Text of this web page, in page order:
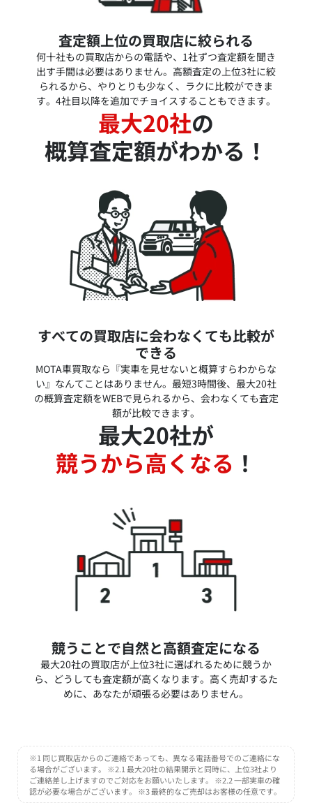
査定額上位の買取店に絞られる
何十社もの買取店からの電話や、1社ずつ査定額を聞き
出す手間は必要はありません。高額査定の上位3社に絞
られるから、やりとりも少なく、ラクに比較ができま
す。4社目以降を追加でチョイスすることもできます。
最大20社の
概算査定額がわかる！
すべての買取店に会わなくても比較が
できる
MOTA車買取なら『実車を見せないと概算すらわからな
い』なんてことはありません。最短3時間後、最大20社
の概算査定額をWEBで見られるから、会わなくても査定
額が比較できます。
最大20社が
競うから高くなる ！
競うことで自然と高額査定になる
最大20社の買取店が上位3社に選ばれるために競うか
ら、どうしても査定額が高くなります。高く売却するた
めに、あなたが頑張る必要はありません。
※1 同じ買取店からのご連絡であっても、異なる電話番号でのご連絡にな
る場合がございます。 ※2.1 最大20社の結果開示と同時に、上位3社より
ご連絡差し上げますのでご対応をお願いいたします。 ※2.2 一部実車の確
認が必要な場合がございます。 ※3 最終的なご売却はお客様の任意です。